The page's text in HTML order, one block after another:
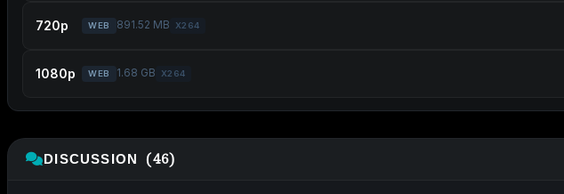
720p WEB 891.52 MB X264
1080p WEB 1.68 GB X264
DISCUSSION (46)